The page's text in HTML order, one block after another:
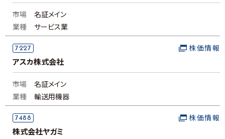
市場
名証メイン
業種
サービス業
7227
アスカ株式会社
株価情報
市場
名証メイン
業種
輸送用機器
7488
株式会社ヤガミ
株価情報